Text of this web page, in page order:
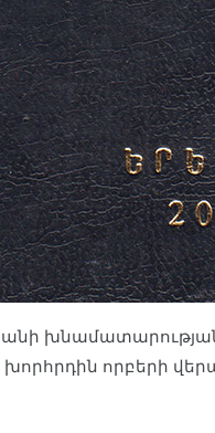
որբերի